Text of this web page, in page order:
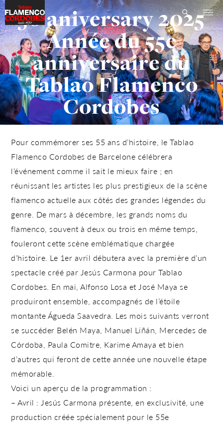
50 aniversary 2025
Année du 55e
anniversaire du
Tablao Flamenco
Cordobes
Pour commémorer ses 55 ans d’histoire, leTablao
Flamenco Cordobes de Barcelone célébrera
l’événement comme il sait le mieux faire ; en
réunissant les artistes les plus prestigieux de la scène
flamenco actuelle aux côtés des grandes légendes du
genre. De mars à décembre, les grands noms du
flamenco, souvent à deux ou trois en même temps,
fouleront cette scène emblématique chargée
d’histoire. Le 1er avril débutera avec la première d’un
spectacle créé par Jesús Carmona pour Tablao
Cordobes. En mai, Alfonso Losa et José Maya se
produiront ensemble, accompagnés de l’étoile
montante Águeda Saavedra. Les mois suivants verront
se succéder Belén Maya, Manuel Liñán, Mercedes de
Córdoba, Paula Comitre, Karime Amaya et bien
d’autres qui feront de cette année une nouvelle étape
mémorable.
Voici un aperçu de la programmation :
–Avril : Jesús Carmona présente, en exclusivité, une
production créée spécialement pour le 55e